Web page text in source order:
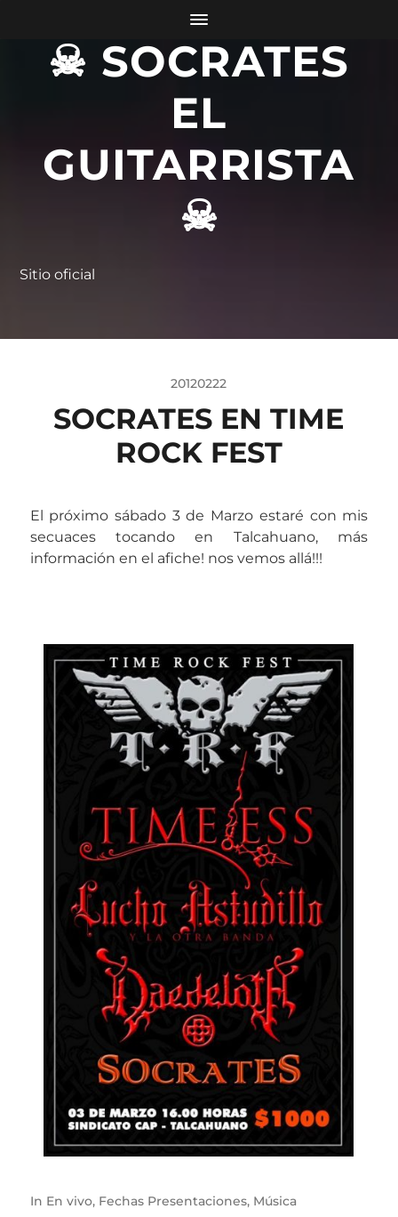
☠ SOCRATES
EL
GUITARRISTA
☠
Sitio oficial
20120222
SOCRATES EN TIME
ROCK FEST
El próximo sábado 3 de Marzo estaré con mis
secuaces tocando en Talcahuano, más
información en el afiche! nos vemos allá!!!
In En vivo, Fechas Presentaciones, Música